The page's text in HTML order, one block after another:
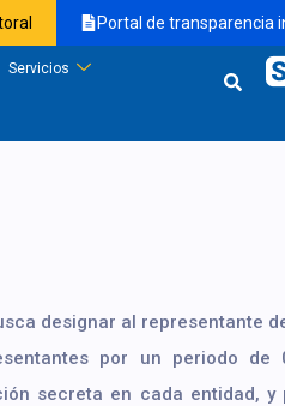
Portal de transparencia
Servicios
designar al representante
por un periodo
secreta en cada entidad,